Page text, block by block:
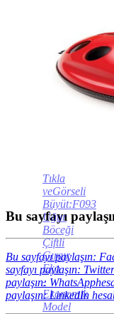
Tıkla
veGörseli
Büyüt:F093
Uğur
Böceği
Çiftli
Gırgır
Eko
-
Ekonomik
Model
Bu sayfayı
Bu sayfayı paylaşın:
sayfayı paylaşın:
paylaşın:
paylaşın: LinkedIn